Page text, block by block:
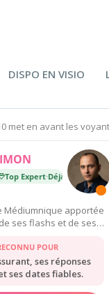
DISPO EN VISIO
met en avant les
Expert·Déjà 175 000
Médiumnique apportée
ses flashs et de ses
POUR
ses réponses
ses dates fiables.